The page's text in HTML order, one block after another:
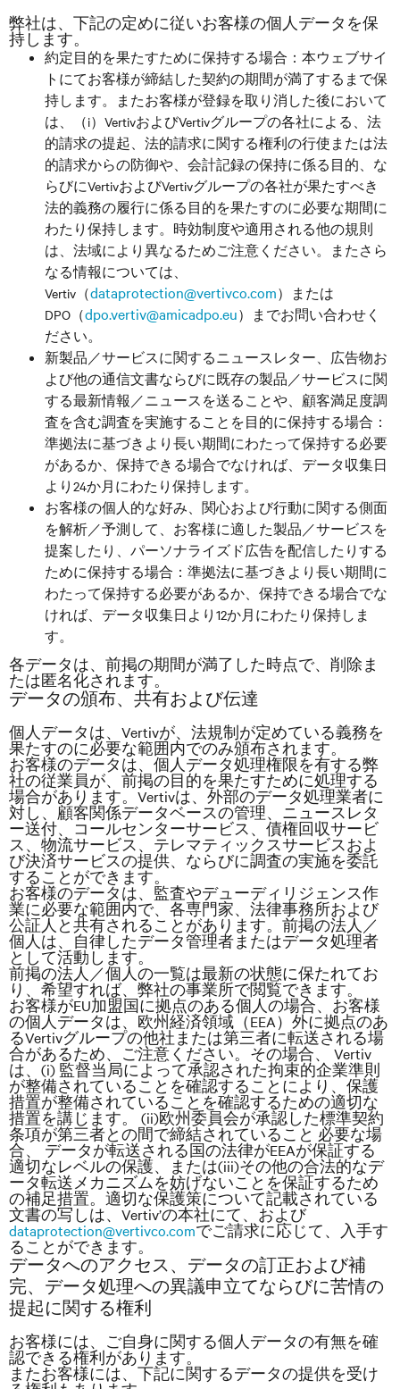
弊社は、下記の定めに従いお客様の個人データを保
持します。
約定目的を果たすために保持する場合：本ウェブサイ
トにてお客様が締結した契約の期間が満了するまで保
持します。またお客様が登録を取り消した後において
は、（i）VertivおよびVertivグループの各社による、法
的請求の提起、法的請求に関する権利の行使または法
的請求からの防御や、会計記録の保持に係る目的、な
らびにVertivおよびVertivグループの各社が果たすべき
法的義務の履行に係る目的を果たすのに必要な期間に
わたり保持します。時効制度や適用される他の規則
は、法域により異なるためご注意ください。またさら
なる情報については、
Vertiv（dataprotection@vertivco.com）または
DPO（dpo.vertiv@amicadpo.eu）までお問い合わせく
ださい。
新製品／サービスに関するニュースレター、広告物お
よび他の通信文書ならびに既存の製品／サービスに関
する最新情報／ニュースを送ることや、顧客満足度調
査を含む調査を実施することを目的に保持する場合：
準拠法に基づきより長い期間にわたって保持する必要
があるか、保持できる場合でなければ、データ収集日
より24か月にわたり保持します。
お客様の個人的な好み、関心および行動に関する側面
を解析／予測して、お客様に適した製品／サービスを
提案したり、パーソナライズド広告を配信したりする
ために保持する場合：準拠法に基づきより長い期間に
わたって保持する必要があるか、保持できる場合でな
ければ、データ収集日より12か月にわたり保持しま
す。
各データは、前掲の期間が満了した時点で、削除ま
たは匿名化されます。
データの頒布、共有および伝達
個人データは、Vertivが、法規制が定めている義務を
果たすのに必要な範囲内でのみ頒布されます。
お客様のデータは、個人データ処理権限を有する弊
社の従業員が、前掲の目的を果たすために処理する
場合があります。Vertivは、外部のデータ処理業者に
対し、顧客関係データベースの管理、ニュースレタ
ー送付、コールセンターサービス、債権回収サービ
ス、物流サービス、テレマティックスサービスおよ
び決済サービスの提供、ならびに調査の実施を委託
することができます。
お客様のデータは、監査やデューディリジェンス作
業に必要な範囲内で、各専門家、法律事務所および
公証人と共有されることがあります。前掲の法人／
個人は、自律したデータ管理者またはデータ処理者
として活動します。
前掲の法人／個人の一覧は最新の状態に保たれてお
り、希望すれば、弊社の事業所で閲覧できます。
お客様がEU加盟国に拠点のある個人の場合、お客様
の個人データは、欧州経済領域（EEA）外に拠点のあ
るVertivグループの他社または第三者に転送される場
合があるため、ご注意ください。その場合、 Vertiv
は、 (i) 監督当局によって承認された拘束的企業準則
が整備されていることを確認することにより、保護
措置が整備されていることを確認するための適切な
措置を講じます。
(ii)欧州委員会が承認した標準契約
条項が第三者との間で締結されていること 必要な場
合、 データが転送される国の法律がEEAが保証する
適切なレベルの保護、または(iii)その他の合法的なデ
ータ転送メカニズムを妨げないことを保証するため
の補足措置。 適切な保護策について記載されている
文書の写しは、Vertiv’の本社にて、および
dataprotection@vertivco.comでご請求に応じて、入手す
ることができます。
データへのアクセス、データの訂正および補
完、データ処理への異議申立てならびに苦情の
提起に関する権利
お客様には、ご自身に関する個人データの有無を確
認できる権利があります。
またお客様には、下記に関するデータの提供を受け